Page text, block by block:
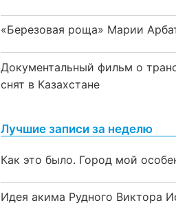
«Березовая роща» Марии
Документальный фильм о
снят в Казахстане
Лучшие записи за неделю
Как это было. Город мой
Идея акима Рудного Виктора